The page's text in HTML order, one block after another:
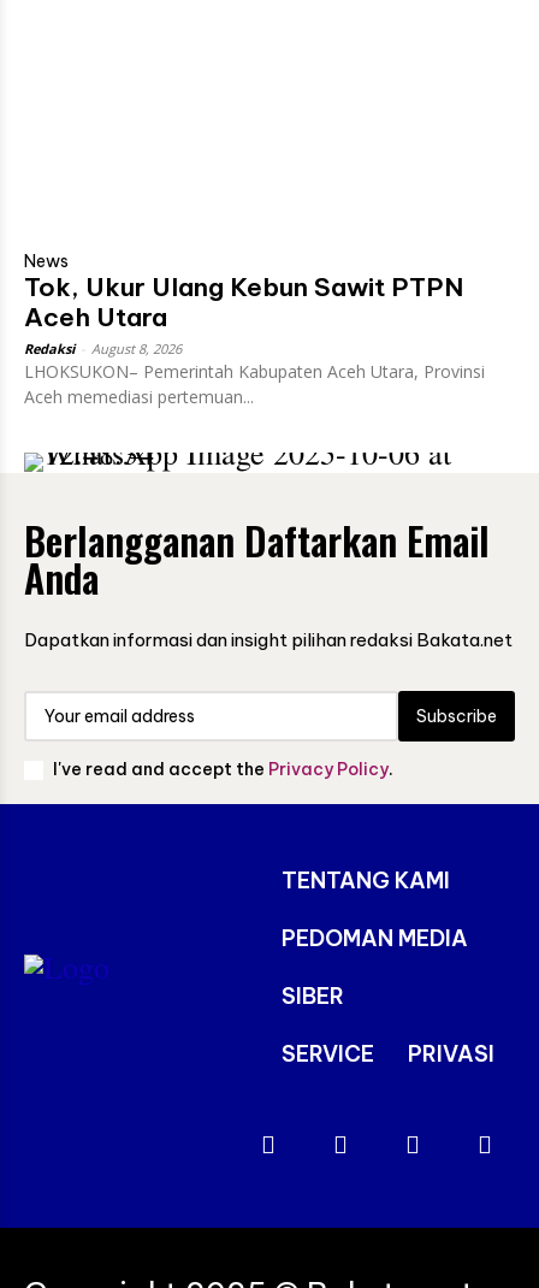
News
Tok, Ukur Ulang Kebun Sawit PTPN
Aceh Utara
Redaksi August 8, 2026
LHOKSUKON– Pemerintah Kabupaten Aceh Utara, Provinsi
Aceh memediasi pertemuan...
Berlangganan Daftarkan Email
Anda
Dapatkan informasi dan insight pilihan redaksi Bakata.net
Subscribe
I've read and accept the Privacy Policy.
TENTANG KAMI
PEDOMAN MEDIA
SIBER
SERVICE PRIVASI